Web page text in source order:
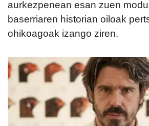
aurkezpenean esan zuen
baserriaren historian oiloak
ohikoagoak izango ziren.